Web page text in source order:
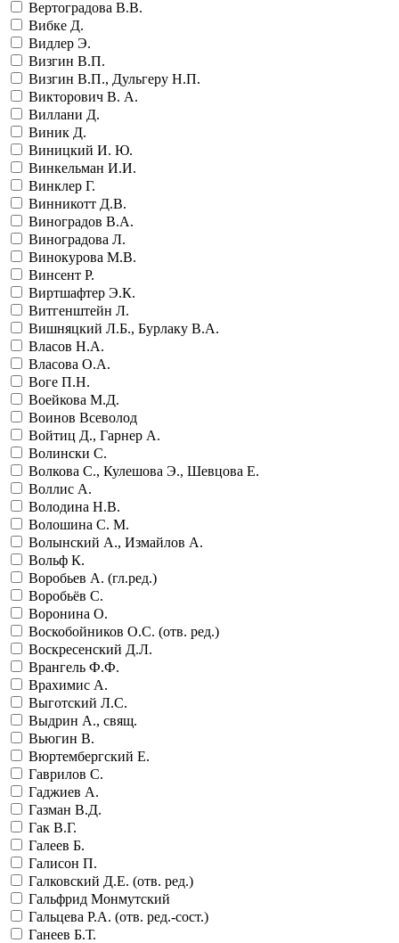
Вертоградова В.В.
Вибке Д.
Видлер Э.
Визгин В.П.
Визгин В.П., Дульгеру Н.П.
Викторович В. А.
Виллани Д.
Виник Д.
Виницкий И. Ю.
Винкельман И.И.
Винклер Г.
Винникотт Д.В.
Виноградов В.А.
Виноградова Л.
Винокурова М.В.
Винсент Р.
Виртшафтер Э.К.
Витгенштейн Л.
Вишняцкий Л.Б., Бурлаку В.А.
Власов Н.А.
Власова О.А.
Воге П.Н.
Воейкова М.Д.
Воинов Всеволод
Войтиц Д., Гарнер А.
Волински С.
Волкова С., Кулешова Э., Шевцова Е.
Воллис А.
Володина Н.В.
Волошина С. М.
Волынский А., Измайлов А.
Вольф К.
Воробьев А. (гл.ред.)
Воробьёв С.
Воронина О.
Воскобойников О.С. (отв. ред.)
Воскресенский Д.Л.
Врангель Ф.Ф.
Врахимис А.
Выготский Л.С.
Выдрин А., свящ.
Вьюгин В.
Вюртембергский Е.
Гаврилов С.
Гаджиев А.
Газман В.Д.
Гак В.Г.
Галеев Б.
Галисон П.
Галковский Д.Е. (отв. ред.)
Гальфрид Монмутский
Гальцева Р.А. (отв. ред.-сост.)
Ганеев Б.Т.